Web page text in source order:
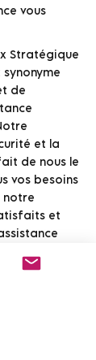
vous
Stratégique
de
et la
de nous le
vos besoins
notre
et